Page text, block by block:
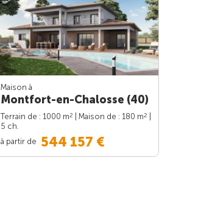
Maison à
Montfort-en-Chalosse (40)
Terrain de : 1000 m2 | Maison de : 180 m2
5 ch.
à partir de 544 157 €